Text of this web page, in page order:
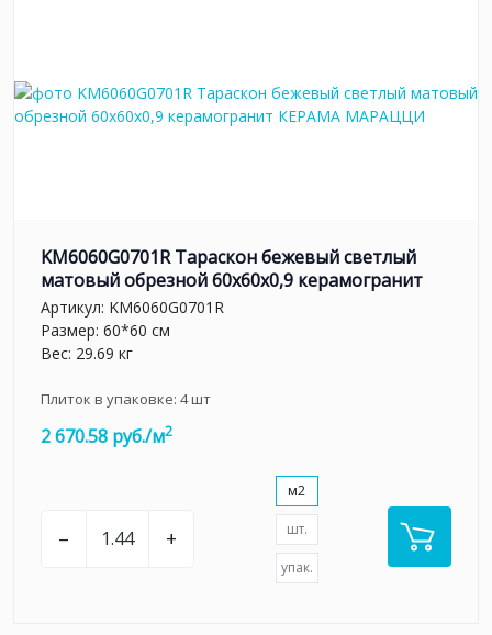
KM6060G0701R Тараскон бежевый светлый
матовый обрезной 60x60x0,9 керамогранит
Артикул: KM6060G0701R
Размер: 60*60 см
Вес: 29.69 кг
Плиток в упаковке: 4шт
2 670.58 руб./м2
– +
м2
шт.
упак.